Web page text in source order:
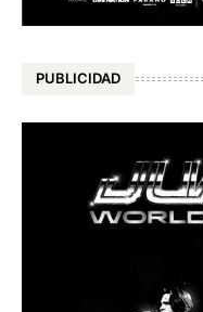
PUBLICIDAD